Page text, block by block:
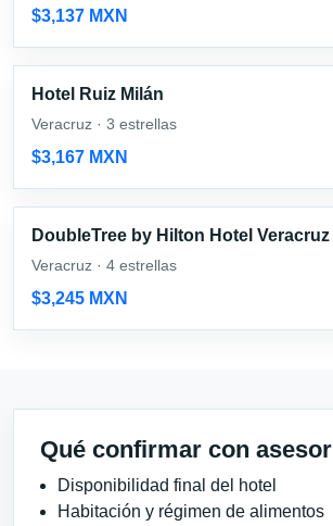
$3,137 MXN
Hotel Ruiz Milán
Veracruz · 3 estrellas
$3,167 MXN
DoubleTree by Hilton Hotel Veracruz
Veracruz · 4 estrellas
$3,245 MXN
Qué confirmar con asesor
Disponibilidad final del hotel
Habitación y régimen de alimentos